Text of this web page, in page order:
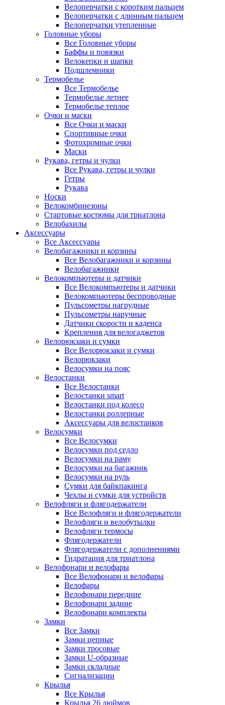
Велоперчатки с коротким пальцем
Велоперчатки с длинным пальцем
Велоперчатки утепленные
Головные уборы
Все Головные уборы
Баффы и повязки
Велокепки и шапки
Подшлемники
Термобелье
Все Термобелье
Термобелье летнее
Термобелье теплое
Очки и маски
Все Очки и маски
Спортивные очки
Фотохромные очки
Маски
Рукава, гетры и чулки
Все Рукава, гетры и чулки
Гетры
Рукава
Носки
Велокомбинезоны
Стартовые костюмы для триатлона
Велобахилы
Аксессуары
Все Аксессуары
Велобагажники и корзины
Все Велобагажники и корзины
Велобагажники
Велокомпьютеры и датчики
Все Велокомпьютеры и датчики
Велокомпьютеры беспроводные
Пульсометры нагрудные
Пульсометры наручные
Датчики скорости и каденса
Крепления для велогаджетов
Велорюкзаки и сумки
Все Велорюкзаки и сумки
Велорюкзаки
Велосумки на пояс
Велостанки
Все Велостанки
Велостанки smart
Велостанки под колесо
Велостанки роллерные
Аксессуары для велостанков
Велосумки
Все Велосумки
Велосумки под седло
Велосумки на раму
Велосумки на багажник
Велосумки на руль
Сумки для байкпакинга
Чехлы и сумки для устройств
Велофляги и флягодержатели
Все Велофляги и флягодержатели
Велофляги и велобутылки
Велофляги термосы
Флягодержатели
Флягодержатели с дополнениями
Гидратация для триатлона
Велофонари и велофары
Все Велофонари и велофары
Велофары
Велофонари передние
Велофонари задние
Велофонари комплекты
Замки
Все Замки
Замки цепные
Замки тросовые
Замки U-образные
Замки складные
Сигнализации
Крылья
Все Крылья
Крылья 26 дюймов